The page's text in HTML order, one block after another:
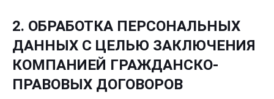
2. ОБРАБОТКА ПЕРСОНАЛЬНЫХ
ДАННЫХ С ЦЕЛЬЮ ЗАКЛЮЧЕНИЯ
КОМПАНИЕЙ ГРАЖДАНСКО-
ПРАВОВЫХ ДОГОВОРОВ